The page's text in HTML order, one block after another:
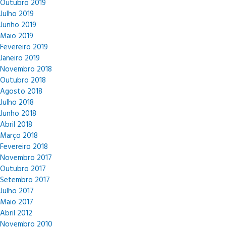
Outubro 2019
Julho 2019
Junho 2019
Maio 2019
Fevereiro 2019
Janeiro 2019
Novembro 2018
Outubro 2018
Agosto 2018
Julho 2018
Junho 2018
Abril 2018
Março 2018
Fevereiro 2018
Novembro 2017
Outubro 2017
Setembro 2017
Julho 2017
Maio 2017
Abril 2012
Novembro 2010